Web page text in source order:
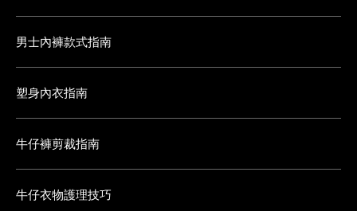
男士內褲款式指南
塑身內衣指南
牛仔褲剪裁指南
牛仔衣物護理技巧